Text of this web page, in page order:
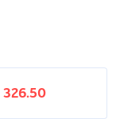
326.50